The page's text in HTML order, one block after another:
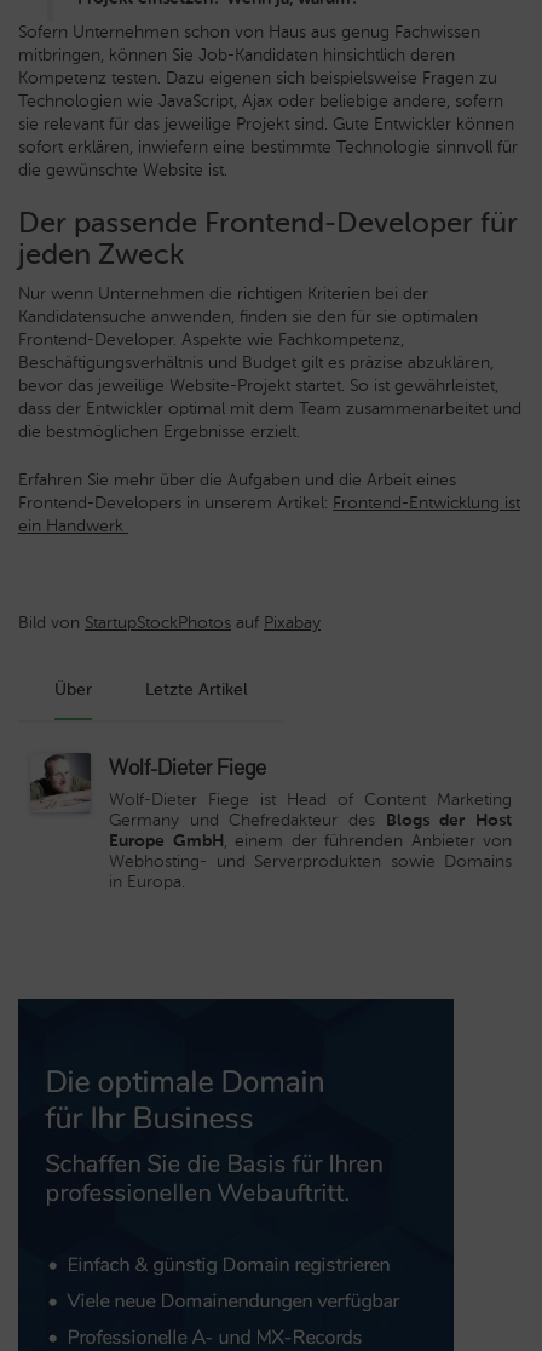
Sofern Unternehmen schon von Haus aus genug Fachwissen
mitbringen, können Sie Job-Kandidaten hinsichtlich deren
Kompetenz testen. Dazu eigenen sich beispielsweise Fragen zu
Technologien wie JavaScript, Ajax oder beliebige andere, sofern
sie relevant für das jeweilige Projekt sind. Gute Entwickler können
sofort erklären, inwiefern eine bestimmte Technologie sinnvoll für
die gewünschte Website ist.
Der passende Frontend-Developer für
jeden Zweck
Nur wenn Unternehmen die richtigen Kriterien bei der
Kandidatensuche anwenden, finden sie den für sie optimalen
Frontend-Developer. Aspekte wie Fachkompetenz,
Beschäftigungsverhältnis und Budget gilt es präzise abzuklären,
bevor das jeweilige Website-Projekt startet. So ist gewährleistet,
dass der Entwickler optimal mit dem Team zusammenarbeitet und
die bestmöglichen Ergebnisse erzielt.
Erfahren Sie mehr über die Aufgaben und die Arbeit eines
Frontend-Developers in unserem Artikel: Frontend-Entwicklung ist
ein Handwerk
Bild von StartupStockPhotos auf Pixabay
Über Letzte Artikel
Wolf-Dieter Fiege
Wolf-Dieter Fiege ist Head of Content Marketing
Germany und Chefredakteur des Blogs der Host
Europe GmbH, einem der führenden Anbieter von
Webhosting- und Serverprodukten sowie Domains
in Europa.